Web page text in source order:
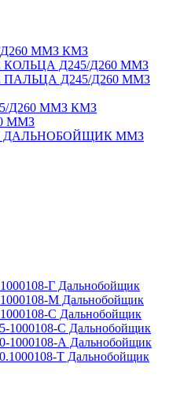
ММЗ КМЗ
Д245/Д260 ММЗ
Д245/Д260 ММЗ
Д260 ММЗ КМЗ
ММЗ
ММЗ
Г Дальнобойщик
М Дальнобойщик
С Дальнобойщик
1000108-С Дальнобойщик
1000108-А Дальнобойщик
Т Дальнобойщик